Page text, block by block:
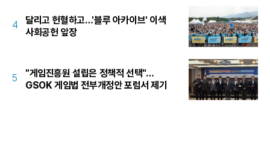
4
달리고 헌혈하고…'블루 아카이브' 이색
사회공헌 앞장
5
"게임진흥원 설립은 정책적 선택"…
GSOK 게임법 전부개정안 포럼서 제기